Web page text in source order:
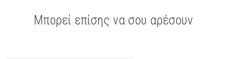
Μπορεί επίσης να σου αρέσουν